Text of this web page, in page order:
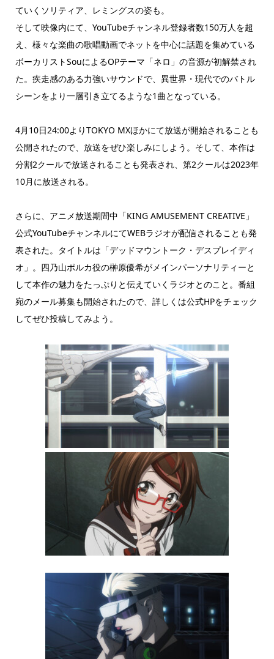
ていくソリティア、レミングスの姿も。
そして映像内にて、YouTubeチャンネル登録者数150万人を超
え、様々な楽曲の歌唱動画でネットを中心に話題を集めている
ボーカリストSouによるOPテーマ「ネロ」の音源が初解禁され
た。疾走感のある力強いサウンドで、異世界・現代でのバトル
シーンをより一層引き立てるような1曲となっている。
4月10日24:00よりTOKYO MXほかにて放送が開始されることも
公開されたので、放送をぜひ楽しみにしよう。そして、本作は
分割2クールで放送されることも発表され、第2クールは2023年
10月に放送される。
さらに、アニメ放送期間中「KING AMUSEMENT CREATIVE」
公式YouTubeチャンネルにてWEBラジオが配信されることも発
表された。タイトルは「デッドマウントーク・デスプレイディ
オ」。四乃山ポルカ役の榊原優希がメインパーソナリティーと
して本作の魅力をたっぷりと伝えていくラジオとのこと。番組
宛のメール募集も開始されたので、詳しくは公式HPをチェック
してぜひ投稿してみよう。